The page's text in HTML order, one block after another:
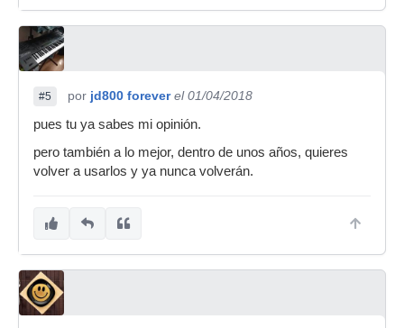
#5 por jd800 forever el 01/04/2018
pues tu ya sabes mi opinión.
pero también a lo mejor, dentro de unos años, quieres
volver a usarlos y ya nunca volverán.